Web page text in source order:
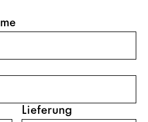
Lieferung